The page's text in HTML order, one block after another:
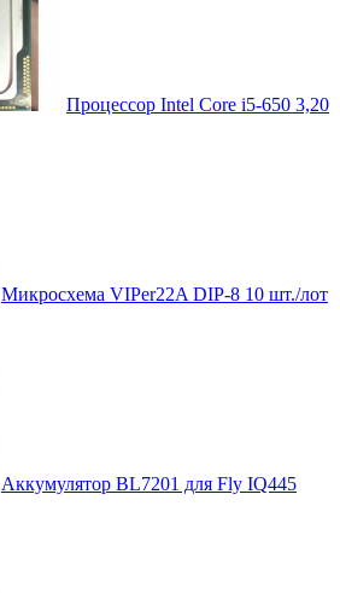
Процессор Intel Core i5-650 3,20
Микросхема VIPer22A DIP-8 10 шт./лот
Аккумулятор BL7201 для Fly IQ445